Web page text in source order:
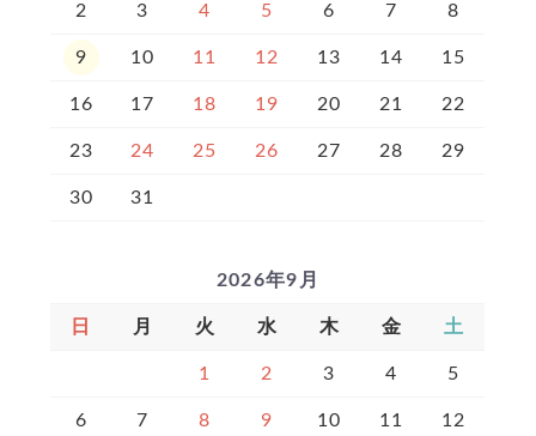
2 3 4 5 6 7 8
9 10 11 12 13 14 15
16 17 18 19 20 21 22
23 24 25 26 27 28 29
30 31
2026年9月
日 月 火 水 木 金 土
1 2 3 4 5
6 7 8 9 10 11 12